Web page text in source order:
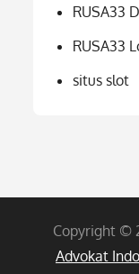
RUSA33
RUSA33
situs slot
Copyright ©
Advokat